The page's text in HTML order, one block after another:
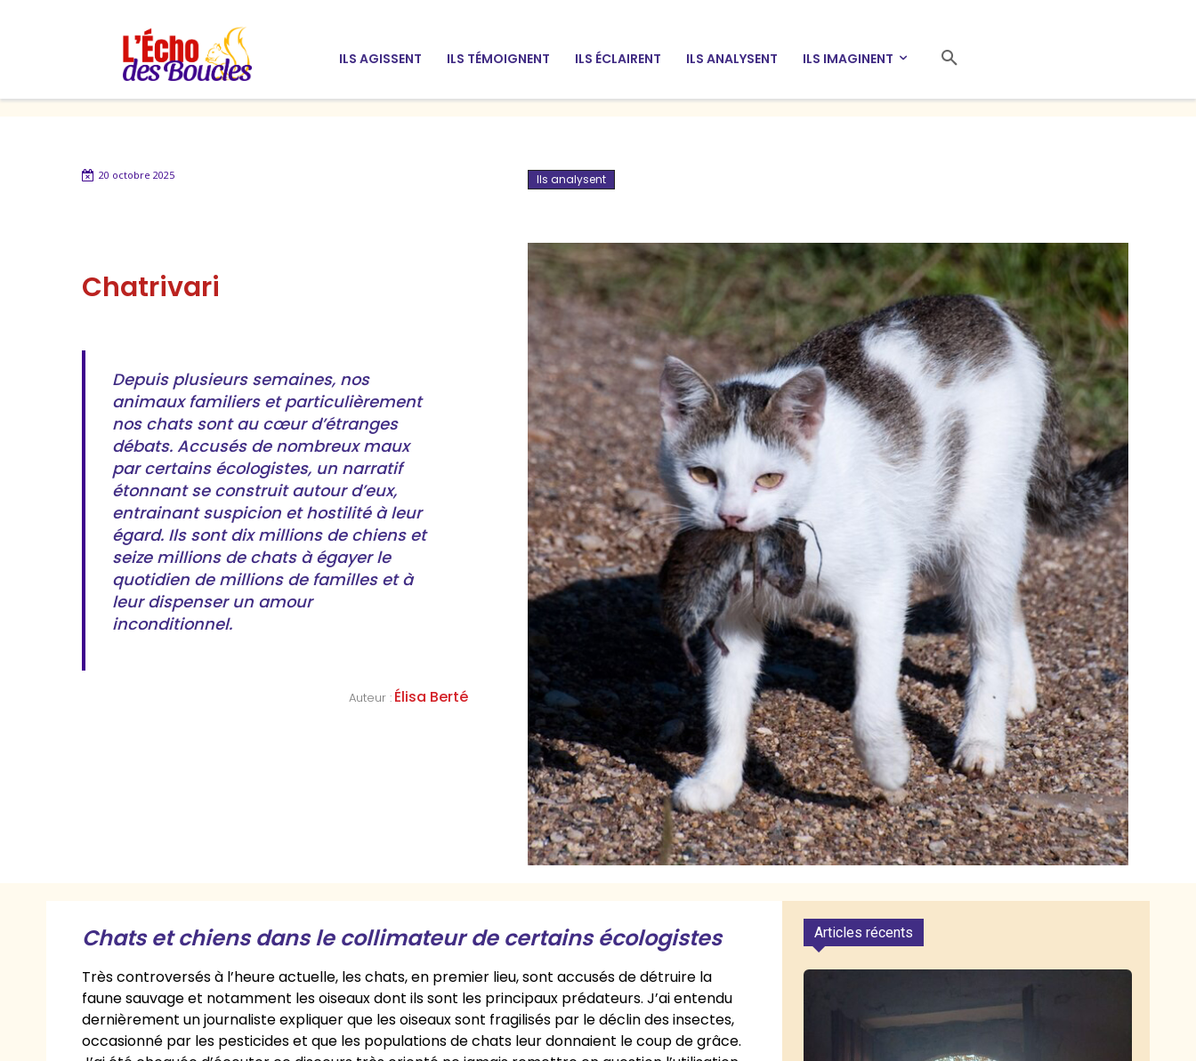
ILS AGISSENT ILS TÉMOIGNENT ILS ÉCLAIRENT ILS ANALYSENT ILS IMAGINENT
20 octobre 2025
Chatrivari
Depuis plusieurs semaines, nos
animaux familiers et particulièrement
nos chats sont au cœur d’étranges
débats. Accusés de nombreux maux
par certains écologistes, un narratif
étonnant se construit autour d’eux,
entrainant suspicion et hostilité à leur
égard. Ils sont dix millions de chiens et
seize millions de chats à égayer le
quotidien de millions de familles et à
leur dispenser un amour
inconditionnel.
Auteur : Élisa Berté
Ils analysent
Chats et chiens dans le collimateur de certains écologistes
Très controversés à l’heure actuelle, les chats, en premier lieu, sont accusés de détruire la
faune sauvage et notamment les oiseaux dont ils sont les principaux prédateurs. J’ai entendu
dernièrement un journaliste expliquer que les oiseaux sont fragilisés par le déclin des insectes,
occasionné par les pesticides et que les populations de chats leur donnaient le coup de grâce.
Articles récents